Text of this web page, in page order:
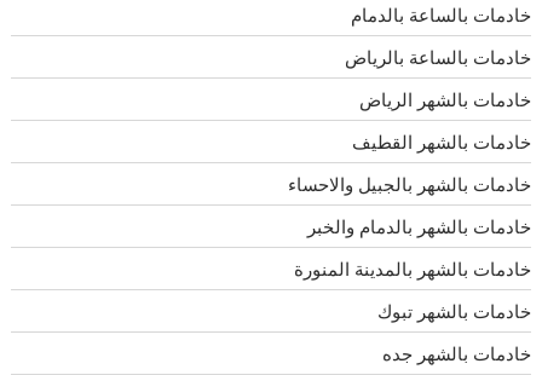
خادمات بالساعة بالدمام
خادمات بالساعة بالرياض
خادمات بالشهر الرياض
خادمات بالشهر القطيف
خادمات بالشهر بالجبيل والاحساء
خادمات بالشهر بالدمام والخبر
خادمات بالشهر بالمدينة المنورة
خادمات بالشهر تبوك
خادمات بالشهر جده